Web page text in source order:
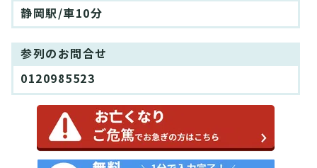
静岡駅/車10分
参列のお問合せ
0120985523